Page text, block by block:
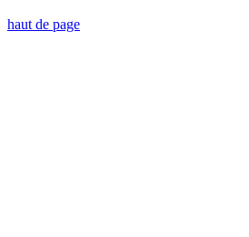
haut de page